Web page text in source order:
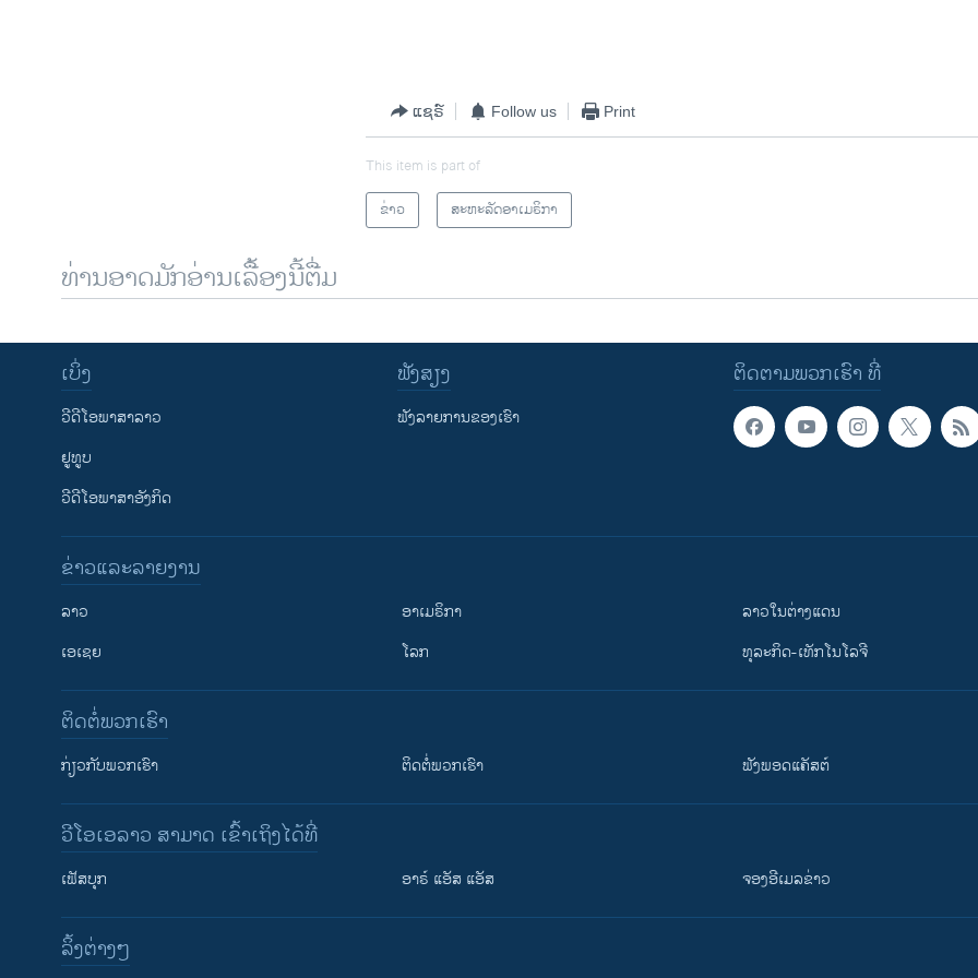
ຕິດຕາມພວກເຮົາ ທີ່
ແຊຣ໌ Follow us Print
This item is part of
ຂ່າວ
ສະຫະລັດອາເມຣິກາ
ທ່ານອາດມັກອ່ານເລື້ອງນີ້ຕື່ມ
ຕິດຕາມພວກເຮົາ ທີ່
ເບິ່ງ
ວີດີໂອພາສາລາວ
ຢູທູບ
ວີດີໂອພາສາອັງກິດ
ຟັງສຽງ
ຟັງລາຍການຂອງເຮົາ
ຂ່າວແລະລາຍງານ
ລາວ
ເອເຊຍ
ອາເມຣິກາ
ໂລກ
ລາວໃນຕ່າງແດນ
ທຸລະກິດ-ເທັກໂນໂລຈີ
ຕິດຕໍ່ພວກເຮົາ
ກ່ຽວກັບພວກເຮົາ ຕິດຕໍ່ພວກເຮົາ ຟັງພອດແຄັສຕ໌
ວີໂອເອລາວ ສາມາດ ເຂົ້າເຖິງໄດ້ທີ່
ເຟັສບຸກ ອາຣ໌ ແອັສ ແອັສ ຈອງອີເມລຂ່າວ
​ລິ້ງ​ຕ່າງໆ